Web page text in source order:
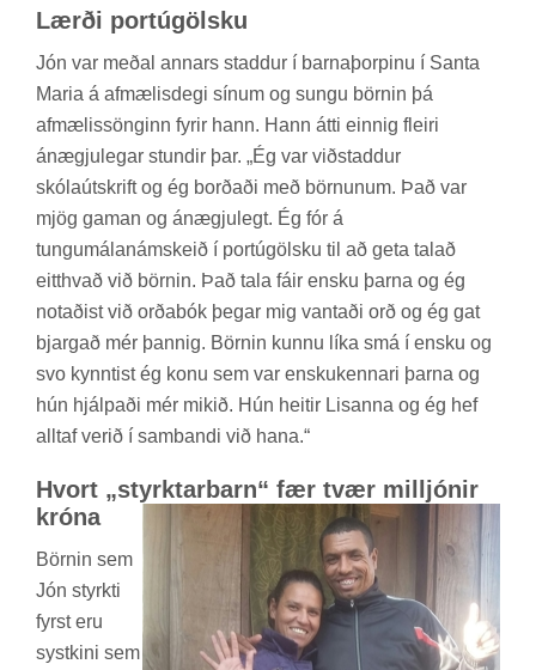
Lærði portú­gölsku
Jón var með­al ann­ars stadd­ur í barna­þorp­inu í Santa
Maria á af­mæl­is­degi sín­um og sungu börn­in þá
af­mæl­is­söng­inn fyr­ir hann. Hann átti einnig fleiri
ánægju­leg­ar stund­ir þar. „Ég var við­stadd­ur
skóla­út­skrift og ég borð­aði með börn­un­um. Það var
mjög gam­an og ánægju­legt. Ég fór á
tungu­mála­nám­skeið í portú­gölsku til að geta tal­að
eitt­hvað við börn­in. Það tala fáir ensku þarna og ég
not­að­ist við orða­bók þeg­ar mig vant­aði orð og ég gat
bjarg­að mér þannig. Börn­in kunnu líka smá í ensku og
svo kynnt­ist ég konu sem var ensku­kenn­ari þarna og
hún hjálp­aði mér mik­ið. Hún heit­ir Lis­anna og ég hef
alltaf ver­ið í sam­bandi við hana.“
Hvort „styrkt­ar­barn“ fær tvær millj­ón­ir
króna
Börn­in sem
Jón styrkti
fyrst eru
systkini sem